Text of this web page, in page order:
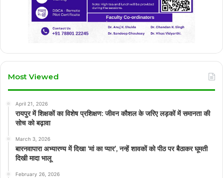
Most Viewed
April 21, 2026
रायपुर में शिक्षकों का विशेष प्रशिक्षण: जीवन कौशल के जरिए लड़कों में समानता की
सोच को बढ़ावा
March 3, 2026
बारनवापारा अभ्यारण्य में दिखा ‘मां का प्यार’, नन्हें शावकों को पीठ पर बैठाकर घूमती
दिखी मादा भालू
February 26, 2026